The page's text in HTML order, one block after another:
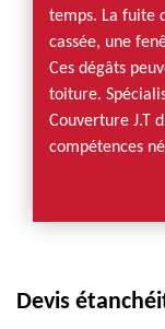
temps. La fuite
cassée, une
Ces dégâts
toiture.
Couverture J.T
compétences
Devis